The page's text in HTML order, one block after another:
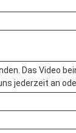
Das Video
jederzeit an